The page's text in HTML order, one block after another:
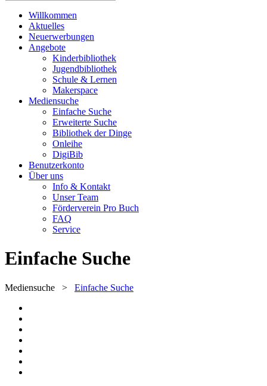
Willkommen
Aktuelles
Neuerwerbungen
Angebote
Kinderbibliothek
Jugendbibliothek
Schule & Lernen
Makerspace
Mediensuche
Einfache Suche
Erweiterte Suche
Bibliothek der Dinge
Onleihe
DigiBib
Benutzerkonto
Über uns
Info & Kontakt
Unser Team
Förderverein Pro Buch
FAQ
Service
Einfache Suche
Mediensuche > Einfache Suche